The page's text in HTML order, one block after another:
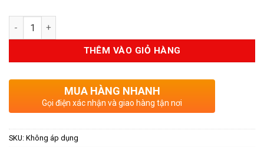
Số lượng
THÊM VÀO GIỎ HÀNG
MUA HÀNG NHANH
Gọi điện xác nhận và giao hàng tận nơi
SKU: Không áp dụng